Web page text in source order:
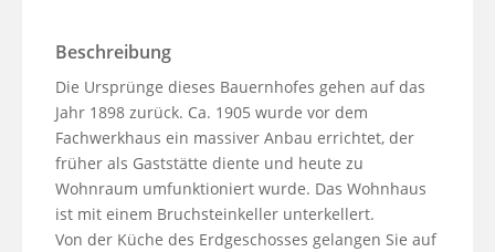
Beschreibung
Die Ursprünge dieses Bauernhofes gehen auf das
Jahr 1898 zurück. Ca. 1905 wurde vor dem
Fachwerkhaus ein massiver Anbau errichtet, der
früher als Gaststätte diente und heute zu
Wohnraum umfunktioniert wurde. Das Wohnhaus
ist mit einem Bruchsteinkeller unterkellert.
Von der Küche des Erdgeschosses gelangen Sie auf